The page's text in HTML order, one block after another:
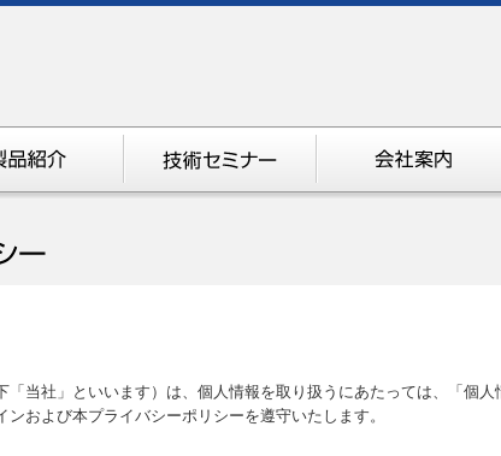
「当社」といいます）は、個人情報を取り扱うにあたっては、「個
および本プライバシーポリシーを遵守いたします。